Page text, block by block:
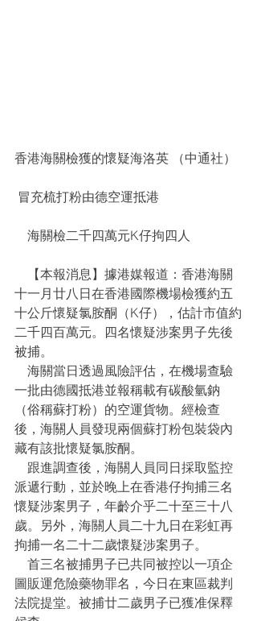
香港海關檢獲的懷疑海洛英 （中通社）
冒充梳打粉由德空運抵港
    海關檢二千四萬元K仔拘四人
十一月廿八日在香港國際機場檢獲約五
十公斤懷疑氯胺酮（K仔），估計市值約
二千四百萬元。四名懷疑涉案男子先後
被捕。
一批由德國抵港並報稱載有碳酸氫鈉
（俗稱蘇打粉）的空運貨物。經檢查
後，海關人員發現兩個蘇打粉包裝袋內
藏有該批懷疑氯胺酮。
派遞行動，並於晚上在香港仔拘捕三名
懷疑涉案男子，年齡介乎二十至三十八
歲。另外，海關人員二十九日在彩虹再
拘捕一名二十二歲懷疑涉案男子。
圖販運危險藥物罪名，今日在東區裁判
法院提堂。被捕廿二歲男子已獲准保釋